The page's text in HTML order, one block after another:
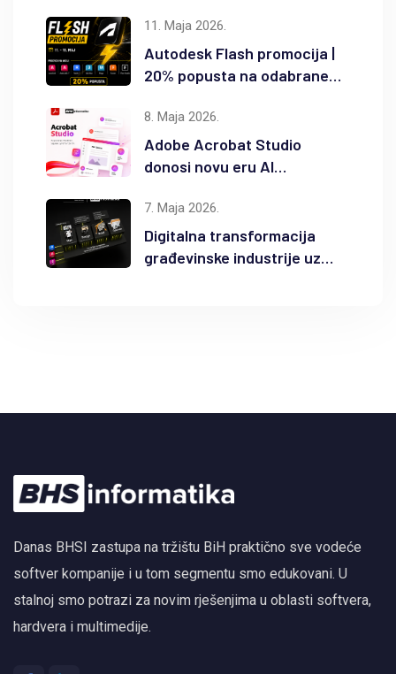
11. Maja 2026.
Autodesk Flash promocija |
20% popusta na odabrane
8. Maja 2026.
Adobe Acrobat Studio
donosi novu eru AI
7. Maja 2026.
Digitalna transformacija
građevinske industrije uz
Danas BHSI zastupa na tržištu BiH praktično sve vodeće
softver kompanije i u tom segmentu smo edukovani. U
stalnoj smo potrazi za novim rješenjima u oblasti softvera,
hardvera i multimedije.